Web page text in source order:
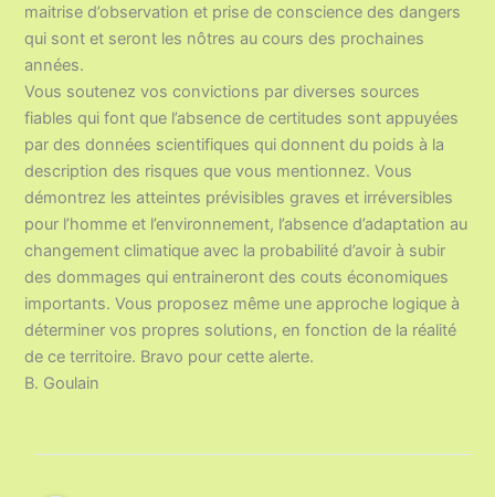
maitrise d’observation et prise de conscience des dangers
qui sont et seront les nôtres au cours des prochaines
années.
Vous soutenez vos convictions par diverses sources
fiables qui font que l’absence de certitudes sont appuyées
par des données scientifiques qui donnent du poids à la
description des risques que vous mentionnez. Vous
démontrez les atteintes prévisibles graves et irréversibles
pour l’homme et l’environnement, l’absence d’adaptation au
changement climatique avec la probabilité d’avoir à subir
des dommages qui entraineront des couts économiques
importants. Vous proposez même une approche logique à
déterminer vos propres solutions, en fonction de la réalité
de ce territoire. Bravo pour cette alerte.
B. Goulain